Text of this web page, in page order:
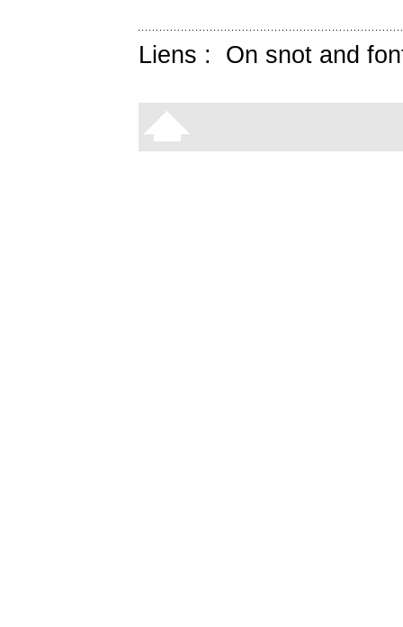
Liens : On snot and